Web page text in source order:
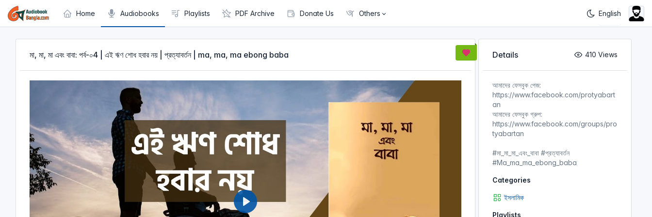
Cookies management panel
Home
Audiobooks Playlists PDF Archive Donate Us Others
মা, মা, মা এবং বাবা: পর্ব-০4 | এই ঋণ শোধ হবার নয় | প্রত্যাবর্তন | ma, ma, ma ebong baba
P
Details 410 Views
আমাদের ফেসবুক পেজ:
https://www.facebook.com/protyabart
an
আমাদের ফেসবুক গ্রুপ:
https://www.facebook.com/groups/pro
tyabartan
#মা​_মা_মা_এবং_বাবা #প্রত্যাবর্তন​​​​​
#Ma_ma_ma_ebong_baba
Categories
ইসলামিক
Playlists